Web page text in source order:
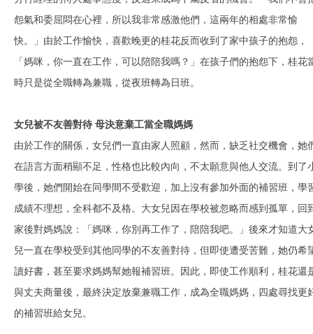
怨氣和委屈悶在心裡，所以我非常感激他們，這兩年的相處非常愉
快。」由於工作愉快，喜歡晚更的桂花反而收到了家中孩子的抱怨，
「媽咪，你一直在工作，可以陪陪我嗎？」在孩子們的抱怨下，桂花
時只是從全職轉為兼職，從夜班轉為日班。
女兒被不友善對待 母決意棄工當全職媽媽
由於工作的關係，女兒們一直由家人照顧，然而，缺乏社交機會，她
在語言方面稍顯不足，性格也比較內向，不太願意與他人交流。到了
學後，她們開始在同學間不受歡迎，加上沒有參加外面的補習班，學
成績不理想，全科都不及格。大女兒因在學校被忽略而感到孤單，回
家後對媽媽說：「媽咪，你別再工作了，陪陪我吧。」後來才知道大
兒一直在學校受到其他同學的不友善對待，但即使遭受苦難，她仍希
讀好書，甚至要求媽媽幫她報補習班。因此，即使工作順利，桂花還
與丈夫商量後，最終決定放棄兼職工作，成為全職媽媽，四處尋找更
的補習班給女兒。